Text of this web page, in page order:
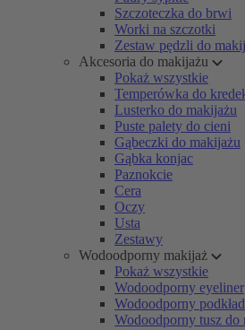
Szczoteczka do brwi
Worki na szczotki
Zestaw pędzli do
Akcesoria do makijażu
Pokaż wszystkie
Temperówka do
Lusterko do makijażu
Puste palety do cieni
Gąbeczki do makijażu
Gąbka konjac
Paznokcie
Cera
Oczy
Usta
Zestawy
Wodoodporny makijaż
Pokaż wszystkie
Wodoodporny eyeliner
Wodoodporny podkład
Wodoodporny tusz do